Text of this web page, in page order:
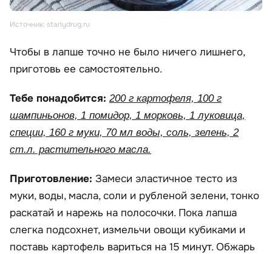
Источник: stariydrug.ru
Чтобы в лапше точно не было ничего лишнего,
приготовь ее самостоятельно.
Тебе понадобится: 200 г картофеля, 100 г
шампиньонов, 1 помидор, 1 морковь, 1 луковица,
специи, 160 г муки, 70 мл воды, соль, зелень, 2
ст.л. растительного масла.
Приготовление: Замеси эластичное тесто из
муки, воды, масла, соли и рубленой зелени, тонко
раскатай и нарежь на полосочки. Пока лапша
слегка подсохнет, измельчи овощи кубиками и
поставь картофель вариться на 15 минут. Обжарь